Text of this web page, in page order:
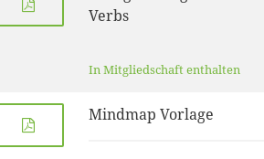
Verbs
In Mitgliedschaft enthalten
Mindmap Vorlage